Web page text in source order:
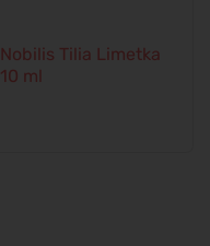
Nobilis Tilia Limetka
10 ml